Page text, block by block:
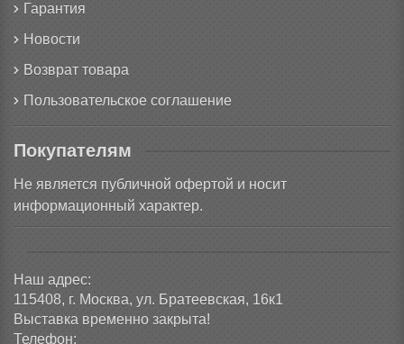
Гарантия
Новости
Возврат товара
Пользовательское соглашение
Покупателям
Не является публичной офертой и носит
информационный характер.
Наш адрес:
115408, г. Москва, ул. Братеевская, 16к1
Выставка временно закрыта!
Телефон: